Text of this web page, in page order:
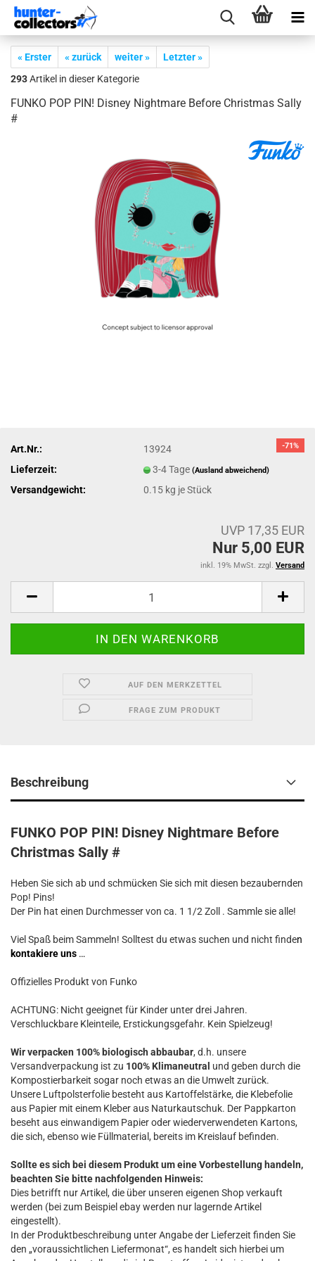
« Erster « zurück weiter »
Letzter »
293Artikel in dieser Kategorie
FUNKO POP PIN! Dis­ney Night­ma­re Be­fo­re Christ­mas Sally
#
-71%
Art.Nr.:
13924
Lieferzeit:
3-4 Tage(Ausland abweichend)
Versandgewicht: 0.15 kg je Stück
UVP 17,35 EUR
Nur 5,00 EUR
inkl. 19% MwSt. zzgl. Versand
AUF DEN MERKZETTEL
FRAGE ZUM PRODUKT
Beschreibung
FUNKO POP PIN! Disney Nightmare Before
Christmas Sally #
Heben Sie sich ab und schmücken Sie sich mit diesen bezaubernden
Pop! Pins!
Der Pin hat einen Durchmesser von ca. 1 1/2 Zoll . Sammle sie alle!
Viel Spaß beim Sammeln! Solltest du etwas suchen und nicht finden
kontakiere uns …
Offizielles Produkt von Funko
ACHTUNG: Nicht geeignet für Kinder unter drei Jahren.
Verschluckbare Kleinteile, Erstickungsgefahr. Kein Spielzeug!
Wir verpacken 100% biologisch abbaubar, d.h. unsere
Versandverpackung ist zu 100% Klimaneutral und geben durch die
Kompostierbarkeit sogar noch etwas an die Umwelt zurück.
Unsere Luftpolsterfolie besteht aus Kartoffelstärke, die Klebefolie
aus Papier mit einem Kleber aus Naturkautschuk. Der Pappkarton
beseht aus einwandigem Papier oder wiederverwendeten Kartons,
die sich, ebenso wie Füllmaterial, bereits im Kreislauf befinden.
Sollte es sich bei diesem Produkt um eine Vorbestellung handeln,
beachten Sie bitte nachfolgenden Hinweis:
Dies betrifft nur Artikel, die über unseren eigenen Shop verkauft
werden (bei zum Beispiel ebay werden nur lagernde Artikel
eingestellt).
In der Produktbeschreibung unter Angabe der Lieferzeit finden Sie
den „voraussichtlichen Liefermonat“, es handelt sich hierbei um